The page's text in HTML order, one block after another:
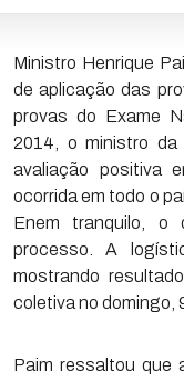
Ministro Henrique
de aplicação das
provas do Exame
2014, o ministro da
avaliação positiva
ocorrida em todo o
Enem tranquilo, o
processo. A
mostrando
coletiva no domingo,
Paim ressaltou que